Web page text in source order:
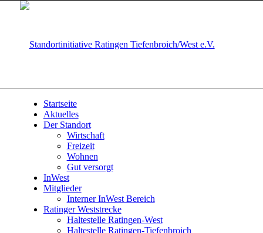
Startseite
Aktuelles
Der Standort
Wirtschaft
Freizeit
Wohnen
Gut versorgt
InWest
Mitglieder
Interner InWest Bereich
Ratinger Weststrecke
Haltestelle Ratingen-West
Haltestelle Ratingen-Tiefenbroich